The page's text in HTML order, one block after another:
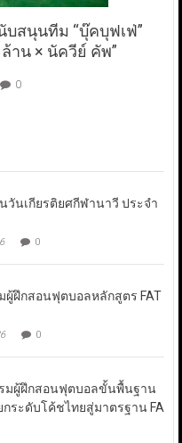
สนุนทีม “บุ๊คบุฟเฟ่”
าน × นัควีย์ คัพ”
0
วันเกียรติยศกีฬานาวี ประจำ
0
ผู้ฝึกสอนฟุตบอลหลักสูตร FAT
0
รมผู้ฝึกสอนฟุตบอลขั้นพื้นฐาน
ยกระดับโค้ชไทยสู่มาตรฐาน FA